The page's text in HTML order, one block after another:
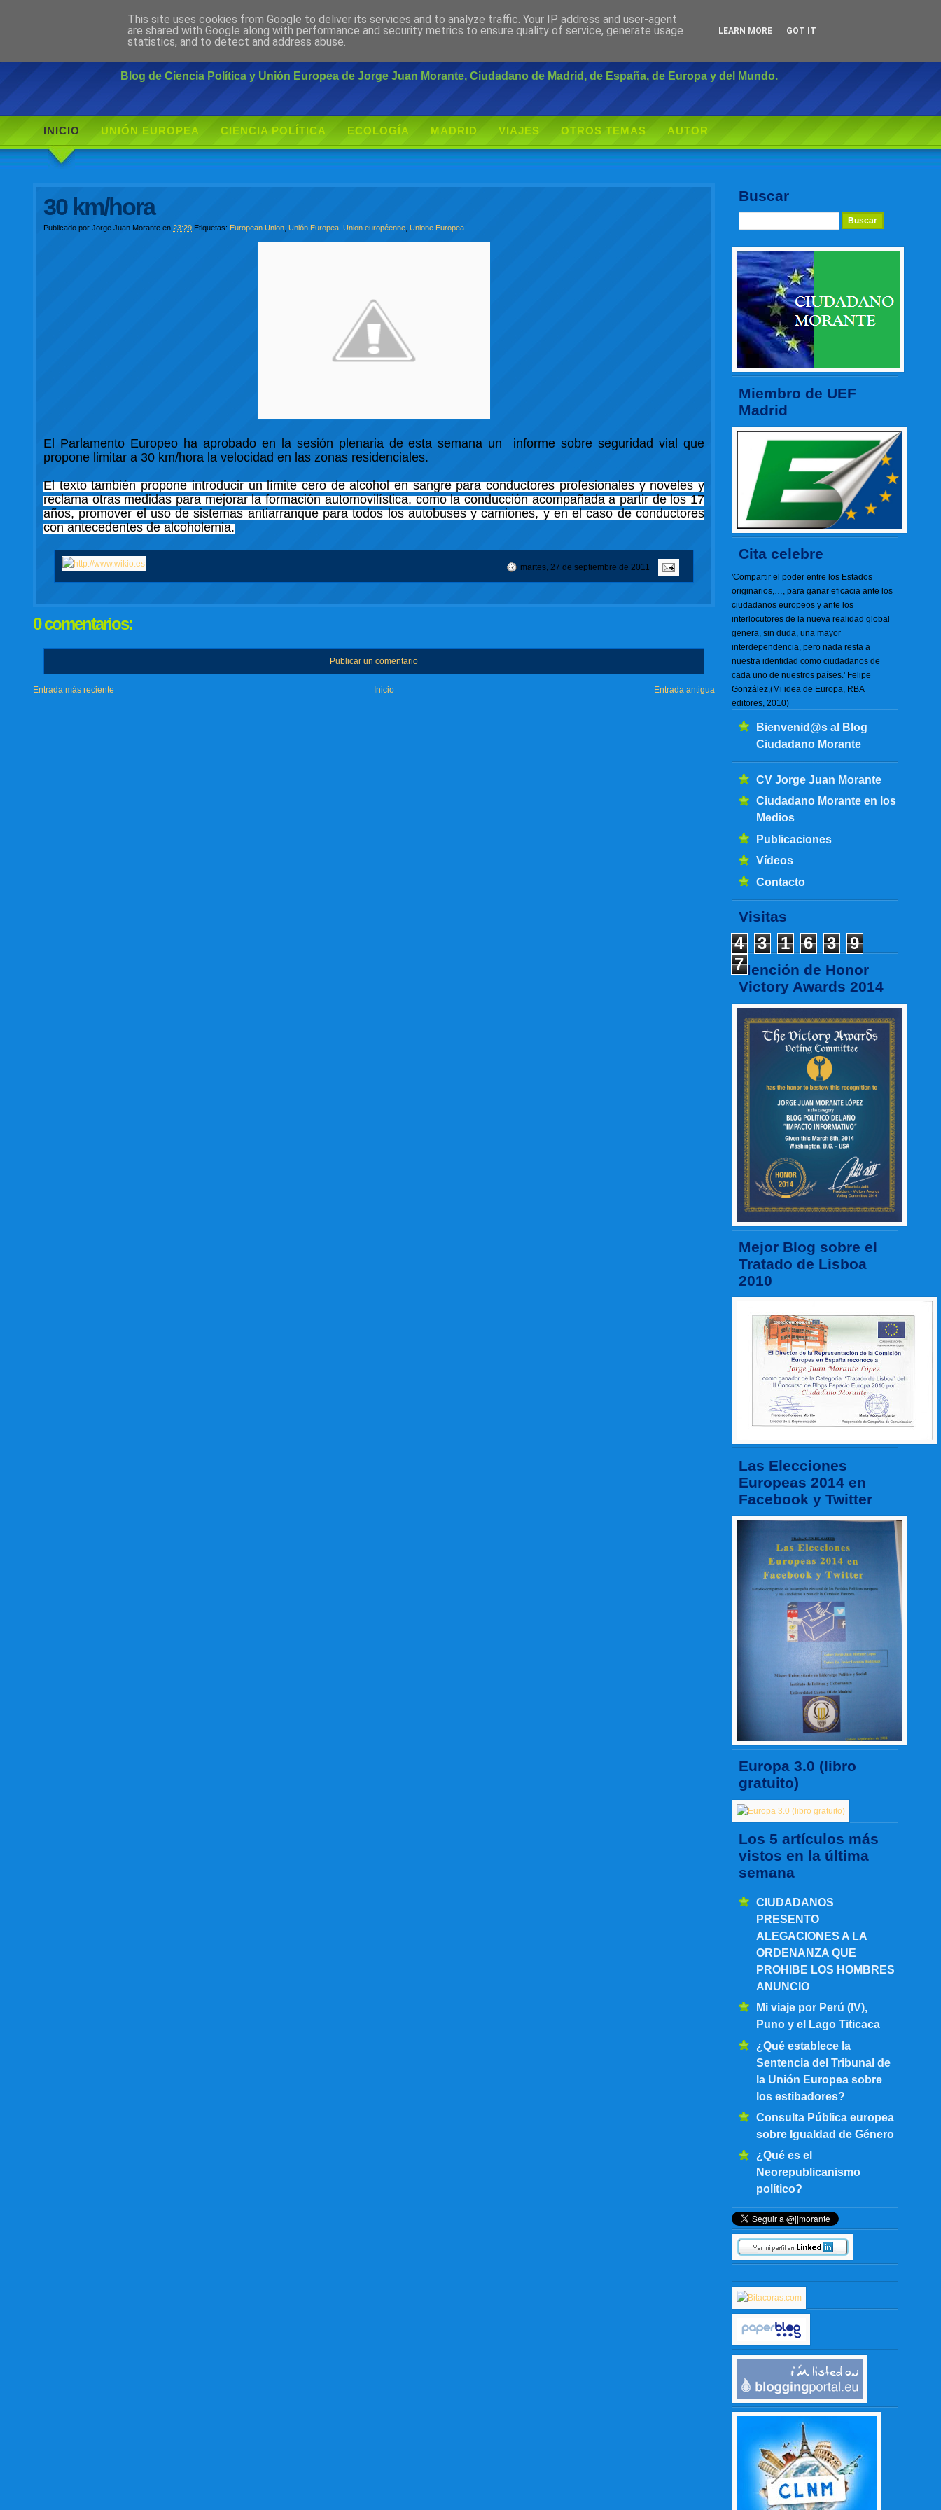
Ciudadano Morante
Blog de Ciencia Política y Unión Europea de Jorge Juan Morante, Ciudadano de Madrid, de España, de Europa y del Mundo.
INICIO UNIÓN EUROPEA CIENCIA POLÍTICA ECOLOGÍA MADRID VIAJES OTROS TEMAS AUTOR
Buscar
Miembro de UEF
Madrid
Cita celebre
'Compartir el poder entre los Estados
originarios,…, para ganar eficacia ante los
ciudadanos europeos y ante los
interlocutores de la nueva realidad global
genera, sin duda, una mayor
interdependencia, pero nada resta a
nuestra identidad como ciudadanos de
cada uno de nuestros países.' Felipe
González,(Mi idea de Europa, RBA
editores, 2010)
Bienvenid@s al Blog
Ciudadano Morante
CV Jorge Juan Morante
Ciudadano Morante en los
Medios
Publicaciones
Vídeos
Contacto
Visitas
4 3 1 6 3
9
7Mención de Honor
Victory Awards 2014
Mejor Blog sobre el
Tratado de Lisboa
2010
Las Elecciones
Europeas 2014 en
Facebook y Twitter
Europa 3.0 (libro
gratuito)
Los 5 artículos más
vistos en la última
semana
CIUDADANOS
PRESENTO
ALEGACIONES A LA
ORDENANZA QUE
PROHIBE LOS HOMBRES
ANUNCIO
Mi viaje por Perú (IV),
Puno y el Lago Titicaca
¿Qué establece la
Sentencia del Tribunal de
la Unión Europea sobre
los estibadores?
Consulta Pública europea
sobre Igualdad de Género
¿Qué es el
Neorepublicanismo
político?
30 km/hora
Publicado porJorge Juan Morante en23:29 Etiquetas: European Union ,Unión Europea ,Union européenne ,Unione Europea
El Parlamento Europeo ha aprobado en la sesión plenaria de esta semana un informe sobre seguridad vial que
propone limitar a 30 km/hora la velocidad en las zonas residenciales.
El texto también propone introducir un límite cero de alcohol en sangre para conductores profesionales y noveles y
reclama otras medidas para mejorar la formación automovilística, como la conducción acompañada a partir de los 17
años, promover el uso de sistemas antiarranque para todos los autobuses y camiones, y en el caso de conductores
con antecedentes de alcoholemia.
martes, 27 de septiembre de 2011
0 comentarios:
Publicar un comentario
Entrada más reciente Entrada antigua
Inicio
This site uses cookies from Google to deliver its services and to analyze traffic. Your IP address and user-agent
are shared with Google along with performance and security metrics to ensure quality of service, generate usage
statistics, and to detect and address abuse.
LEARN MORE GOT IT